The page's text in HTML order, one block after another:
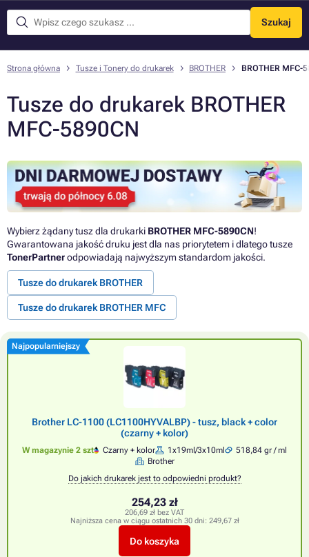
Szukaj
Menu
Strona główna Tusze i Tonery do drukarek BROTHER BROTHER MFC-
Tusze do drukarek BROTHER
MFC-5890CN
Wybierz żądany tusz dla drukarki BROTHER MFC-5890CN!
Gwarantowana jakość druku jest dla nas priorytetem i dlatego tusze
TonerPartnerodpowiadają najwyższym standardom jakości.
Tusze do drukarek BROTHER
Tusze do drukarek BROTHER MFC
Najpopularniejszy
Brother LC-1100 (LC1100HYVALBP) - tusz, black + color
(czarny + kolor)
W magazynie 2 szt Czarny + kolor 1x19ml/3x10ml
518,84 gr / ml
Brother
Do jakich drukarek jest to odpowiedni produkt?
254,23 zł
206,69 zł bez VAT
Najniższa cena w ciągu ostatnich 30 dni: 249,67 zł
Do koszyka